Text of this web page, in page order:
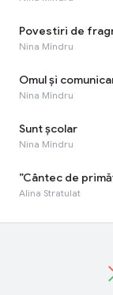
Povestiri de
Nina Mîndru
Omul şi
Nina Mîndru
Sunt școlar
Nina Mîndru
”Cântec de
Alina Stratulat